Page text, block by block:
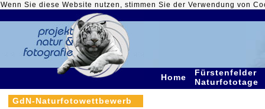
Wenn Sie diese Website nutzen, stimmen Sie der Verwendung von
Home
Fürstenfelder
Naturfototage
GdN-Naturfotowettbewerb